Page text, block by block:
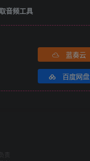
音频工具
蓝奏云
百度网盘